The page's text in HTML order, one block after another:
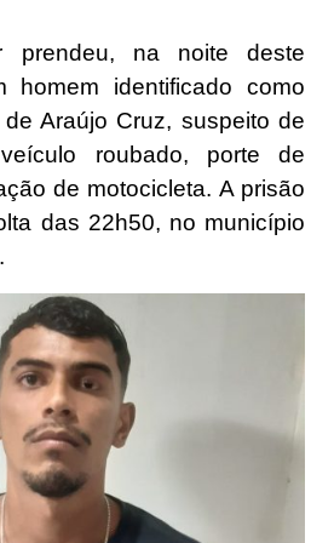
prendeu, na noite deste
homem identificado como
Araújo Cruz, suspeito de
roubado, porte de
de motocicleta. A prisão
das 22h50, no município